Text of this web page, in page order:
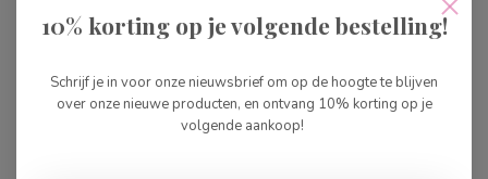
Op voorraad
Buki Globe Dieren
Op voorraad
€34,99
10% korting op je volgende bestelling!
Schrijf je in voor onze nieuwsbrief om op de hoogte te blijven
over onze nieuwe producten, en ontvang 10% korting op je
volgende aankoop!